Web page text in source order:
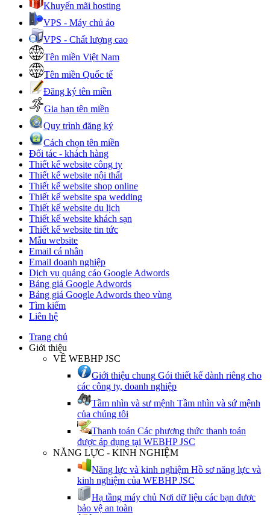
Khuyến mãi hosting
VPS - Máy chủ ảo
VPS - Chất lượng cao
Tên miền Việt Nam
Tên miền Quốc tế
Đăng ký tên miền
Gia hạn tên miền
Quy trình đăng ký
Cách chọn tên miền
Đối tác - khách hàng
Thiết kế website công ty
Thiết kế website nội thất
Thiết kế website shop online
Thiết kế website spa wedding
Thiết kế website du lịch
Thiết kế website khách sạn
Thiết kế website tin tức
Mẫu website
Email cá nhân
Email doanh nghiệp
Dịch vụ quảng cáo Google Adwords
Bảng giá Google Adwords
Bảng giá Google Adwords theo vùng
Tìm kiếm
Liên hệ
Trang chủ
Giới thiệu
VỀ WEBHP JSC
Giới thiệu chung Gói thiết kế dành riêng cho
các công ty, doanh nghiệp
Tầm nhìn và sư mệnh Tầm nhìn và sứ mệnh
của chúng tôi
Thanh toán Các phương thức thanh toán
được áp dụng tại WEBHP JSC
NĂNG LỰC - KINH NGHIỆM
Năng lực và kinh nghiệm Hồ sơ năng lực và
kinh nghiệm của WEBHP JSC
Hạ tầng máy chủ Nơi dữ liệu các bạn được
bảo vệ an toàn